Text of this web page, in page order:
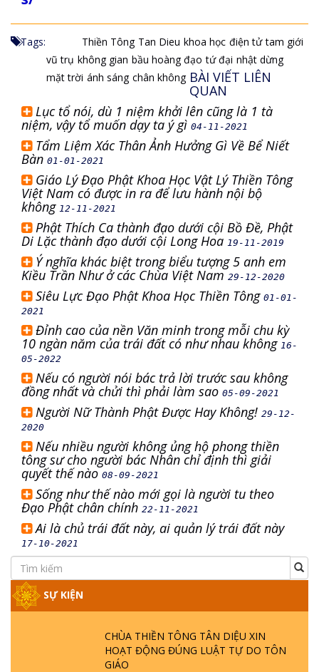
Tags: Thiền Tông Tan Dieu khoa học điện tử tam giới
vũ trụ không gian bầu hoàng đạo tứ đại nhật dừng
mặt trời ánh sáng chân không BÀI VIẾT LIÊN
QUAN
Lục tổ nói, dù 1 niệm khởi lên cũng là 1 tà
niệm, vậy tổ muốn dạy ta ý gì 04-11-2021
Tẩm Liệm Xác Thân Ảnh Hưởng Gì Về Bể Niết
Bàn 01-01-2021
Giáo Lý Đạo Phật Khoa Học Vật Lý Thiền Tông
Việt Nam có được in ra để lưu hành nội bộ
không 12-11-2021
Phật Thích Ca thành đạo dưới cội Bồ Đề, Phật
Di Lặc thành đạo dưới cội Long Hoa 19-11-2019
Ý nghĩa khác biệt trong biểu tượng 5 anh em
Kiều Trần Như ở các Chùa Việt Nam29-12-2020
Siêu Lực Đạo Phật Khoa Học Thiền Tông 01-01-
2021
Đỉnh cao của nền Văn minh trong mỗi chu kỳ
10 ngàn năm của trái đất có như nhau không 16-
05-2022
Nếu có người nói bác trả lời trước sau không
đồng nhất và chửi thì phải làm sao 05-09-2021
Người Nữ Thành Phật Được Hay Không! 29-12-
2020
Nếu nhiều người không ủng hộ phong thiền
tông sư cho người bác Nhân chỉ định thì giải
quyết thế nào08-09-2021
Sống như thế nào mới gọi là người tu theo
Đạo Phật chân chính 22-11-2021
Ai là chủ trái đất này, ai quản lý trái đất này
17-10-2021
SỰ KIỆN
CHÙA THIỀN TÔNG TÂN DIỆU XIN
HOẠT ĐỘNG ĐÚNG LUẬT TỰ DO TÔN
GIÁO